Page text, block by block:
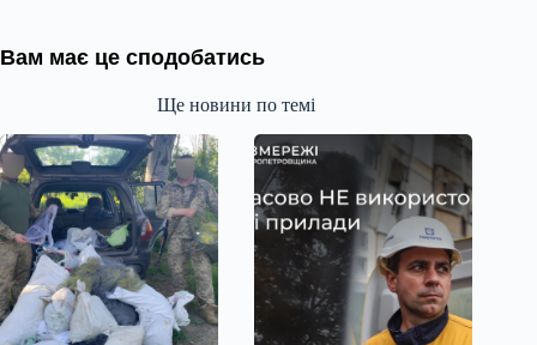
Вам має це сподобатись
Ще новини по темі